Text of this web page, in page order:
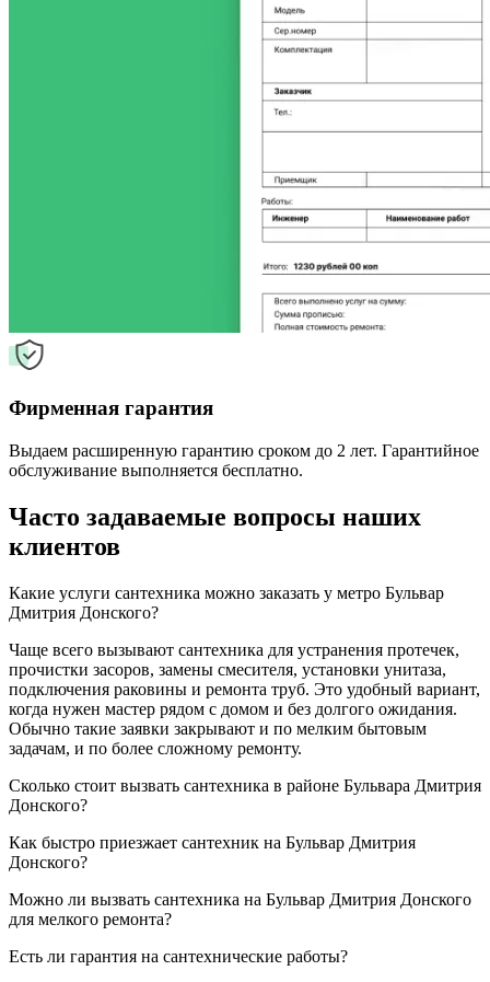
Фирменная гарантия
Выдаем расширенную гарантию сроком до 2 лет. Гарантийное
обслуживание выполняется бесплатно.
Часто задаваемые вопросы наших
клиентов
Какие услуги сантехника можно заказать у метро Бульвар
Дмитрия Донского?
Чаще всего вызывают сантехника для устранения протечек,
прочистки засоров, замены смесителя, установки унитаза,
подключения раковины и ремонта труб. Это удобный вариант,
когда нужен мастер рядом с домом и без долгого ожидания.
Обычно такие заявки закрывают и по мелким бытовым
задачам, и по более сложному ремонту.
Сколько стоит вызвать сантехника в районе Бульвара Дмитрия
Донского?
Как быстро приезжает сантехник на Бульвар Дмитрия
Донского?
Можно ли вызвать сантехника на Бульвар Дмитрия Донского
для мелкого ремонта?
Есть ли гарантия на сантехнические работы?